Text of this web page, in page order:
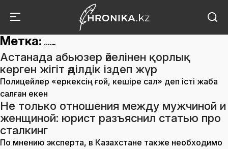
Метка: сталкинг
Астанада абьюзер әйелінен қорлық
көрген жігіт әділдік іздеп жүр
Полицейлер «еркексің ғой, кешіре сал» деп істі жаба
салған екен
Не только отношения между мужчиной и
женщиной: юрист разъяснил статью про
сталкинг
По мнению эксперта, в Казахстане также необходимо